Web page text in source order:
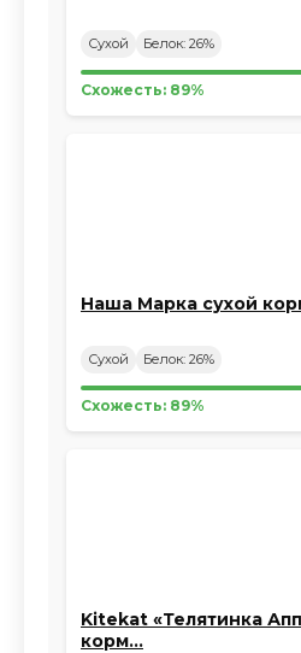
Сухой Белок: 26%
Схожесть: 89%
Наша Марка сухой
Сухой Белок: 26%
Схожесть: 89%
Kitekat «Телятинка
корм…